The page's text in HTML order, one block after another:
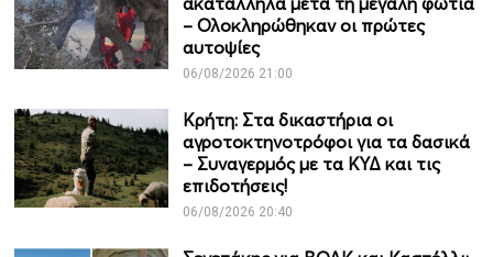
– Ολοκληρώθηκαν οι πρώτες
αυτοψίες
06/08/2026 21:00
Κρήτη: Στα δικαστήρια οι
αγροτοκτηνοτρόφοι για τα δασικά
– Συναγερμός με τα ΚΥΔ και τις
επιδοτήσεις!
06/08/2026 20:40